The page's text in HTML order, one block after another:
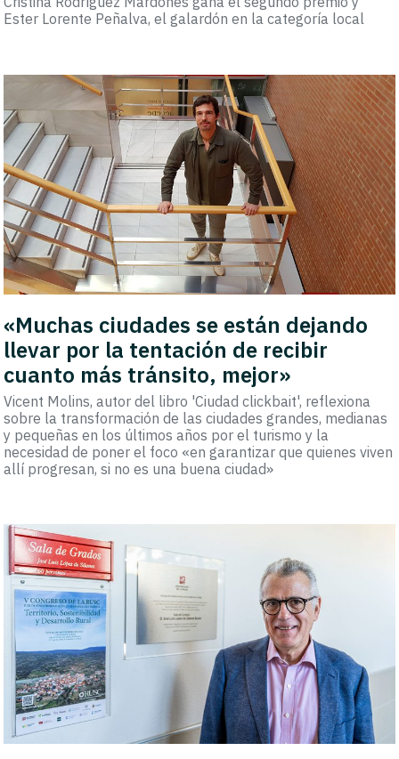
Ester Lorente Peñalva, el galardón en la categoría local
«Muchas ciudades se están dejando
llevar por la tentación de recibir
cuanto más tránsito, mejor»
Vicent Molins, autor del libro 'Ciudad clickbait', reflexiona
sobre la transformación de las ciudades grandes, medianas
y pequeñas en los últimos años por el turismo y la
necesidad de poner el foco «en garantizar que quienes viven
allí progresan, si no es una buena ciudad»